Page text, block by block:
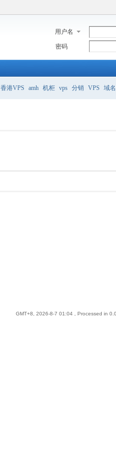
用户名
密码
香港VPS amh 机柜 vps 分销 VPS 域
GMT+8, 2026-8-7 01:04 , Processed in